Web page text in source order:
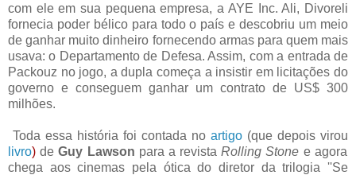
com ele em sua pequena empresa, a AYE Inc. Ali, Divoreli
fornecia poder bélico para todo o país e descobriu um meio
de ganhar muito dinheiro fornecendo armas para quem mais
usava: o Departamento de Defesa. Assim, com a entrada de
Packouz no jogo, a dupla começa a insistir em licitações do
governo e conseguem ganhar um contrato de US$ 300
milhões.
Toda essa história foi contada no artigo (que depois virou
livro) deGuy Lawson para a revista Rolling Stone e agora
chega aos cinemas pela ótica do diretor da trilogia ''Se